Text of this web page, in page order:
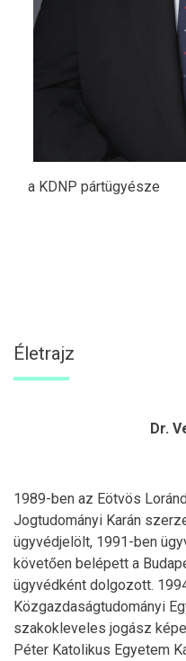
a KDNP pártügyésze
Életrajz
Dr.
1989-ben az Eötvös
Jogtudományi Karán
ügyvédjelölt, 1991-ben
követően belépett a
ügyvédként dolgozott.
Közgazdaságtudományi
szakokleveles jogász
Péter Katolikus Egyetem